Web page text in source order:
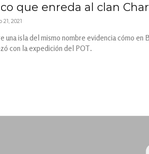
que enreda al clan
21, 2021
isla del mismo nombre evidencia cómo
con la expedición del POT.